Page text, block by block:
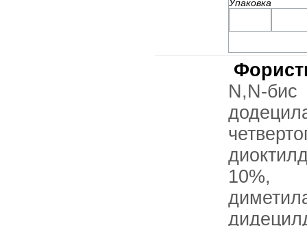
Упаковка
N,N-
10%,